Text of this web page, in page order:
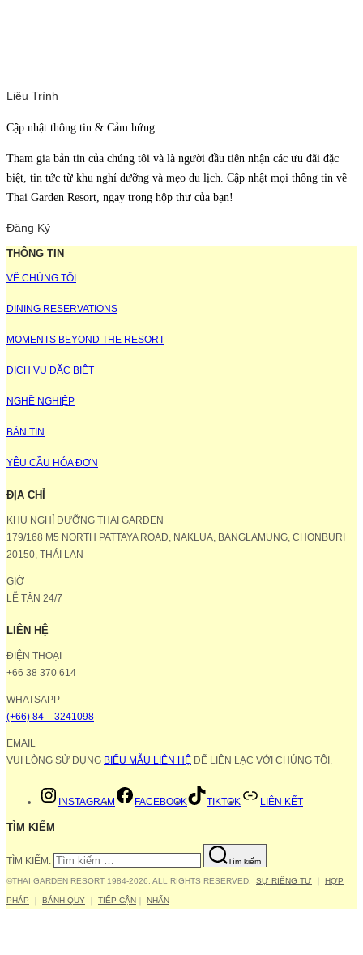
Liệu Trình
Cập nhật thông tin & Cảm hứng
Tham gia bản tin của chúng tôi và là người đầu tiên nhận các ưu đãi đặc
biệt, tin tức từ khu nghỉ dưỡng và mẹo du lịch. Cập nhật mọi thông tin về
Thai Garden Resort, ngay trong hộp thư của bạn!
Đăng Ký
THÔNG TIN
VỀ CHÚNG TÔI
DINING RESERVATIONS
MOMENTS BEYOND THE RESORT
DỊCH VỤ ĐẶC BIỆT
NGHỀ NGHIỆP
BẢN TIN
YÊU CẦU HÓA ĐƠN
ĐỊA CHỈ
KHU NGHỈ DƯỠNG THAI GARDEN
179/168 M5 NORTH PATTAYA ROAD, NAKLUA, BANGLAMUNG, CHONBURI
20150, THÁI LAN
GIỜ
LỄ TÂN 24/7
LIÊN HỆ
ĐIỆN THOẠI
+66 38 370 614
WHATSAPP
(+66) 84 – 3241098
EMAIL
VUI LÒNG SỬ DỤNG BIỂU MẪU LIÊN HỆ ĐỂ LIÊN LẠC VỚI CHÚNG TÔI.
INSTAGRAM FACEBOOK TIKTOK LIÊN KẾT
TÌM KIẾM
TÌM KIẾM: Tìm kiếm
©THAI GARDEN RESORT 1984-2026. ALL RIGHTS RESERVED. SỰ RIÊNG TƯ HỢP
PHÁP BÁNH QUY TIẾP CẬN NHẤN